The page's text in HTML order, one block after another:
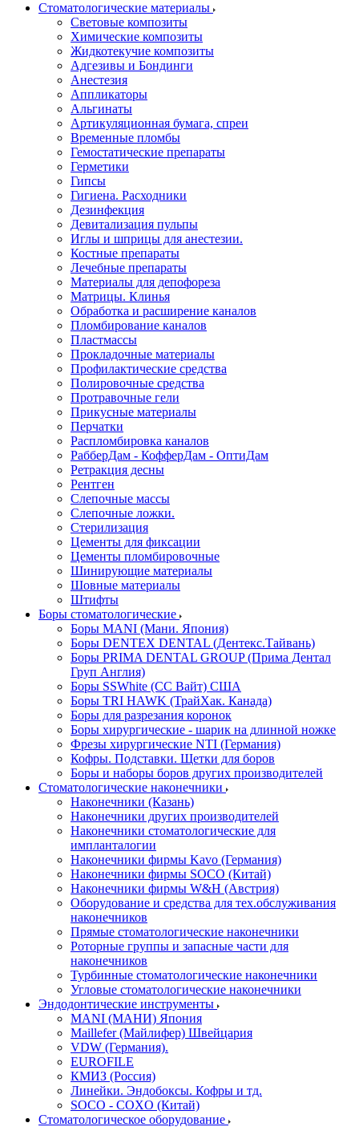
Стоматологические материалы
Световые композиты
Химические композиты
Жидкотекучие композиты
Адгезивы и Бондинги
Анестезия
Аппликаторы
Альгинаты
Артикуляционная бумага, спреи
Временные пломбы
Гемостатические препараты
Герметики
Гипсы
Гигиена. Расходники
Дезинфекция
Девитализация пульпы
Иглы и шприцы для анестезии.
Костные препараты
Лечебные препараты
Материалы для депофореза
Матрицы. Клинья
Обработка и расширение каналов
Пломбирование каналов
Пластмассы
Прокладочные материалы
Профилактические средства
Полировочные средства
Протравочные гели
Прикусные материалы
Перчатки
Распломбировка каналов
РабберДам - КофферДам - ОптиДам
Ретракция десны
Рентген
Слепочные массы
Слепочные ложки.
Стерилизация
Цементы для фиксации
Цементы пломбировочные
Шинирующие материалы
Шовные материалы
Штифты
Боры стоматологические
Боры MANI (Мани. Япония)
Боры DENTEX DENTAL (Дентекс.Тайвань)
Боры PRIMA DENTAL GROUP (Прима Дентал
Груп Англия)
Боры SSWhite (СС Вайт) США
Боры TRI HAWK (ТрайХак. Канада)
Боры для разрезания коронок
Боры хирургические - шарик на длинной ножке
Фрезы хирургические NTI (Германия)
Кофры. Подставки. Щетки для боров
Боры и наборы боров других производителей
Стоматологические наконечники
Наконечники (Казань)
Наконечники других производителей
Наконечники стоматологические для
импланталогии
Наконечники фирмы Kavo (Германия)
Наконечники фирмы SOCO (Китай)
Наконечники фирмы W&H (Австрия)
Оборудование и средства для тех.обслуживания
наконечников
Прямые стоматологические наконечники
Роторные группы и запасные части для
наконечников
Турбинные стоматологические наконечники
Угловые стоматологические наконечники
Эндодонтические инструменты
MANI (МАНИ) Япония
Maillefer (Майлифер) Швейцария
VDW (Германия).
EUROFILE
КМИЗ (Россия)
Линейки. Эндобоксы. Кофры и тд.
SOCO - COXO (Китай)
Стоматологическое оборудование